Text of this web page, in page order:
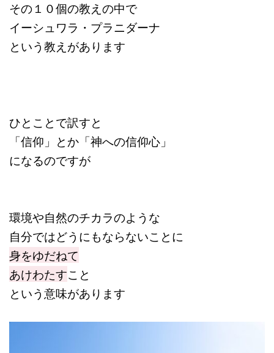
その１０個の教えの中で
イーシュワラ・プラニダーナ
という教えがあります
ひとことで訳すと
「信仰」とか「神への信仰心」
になるのですが
環境や自然のチカラのような
自分ではどうにもならないことに
身をゆだねて
あけわたすこと
という意味があります